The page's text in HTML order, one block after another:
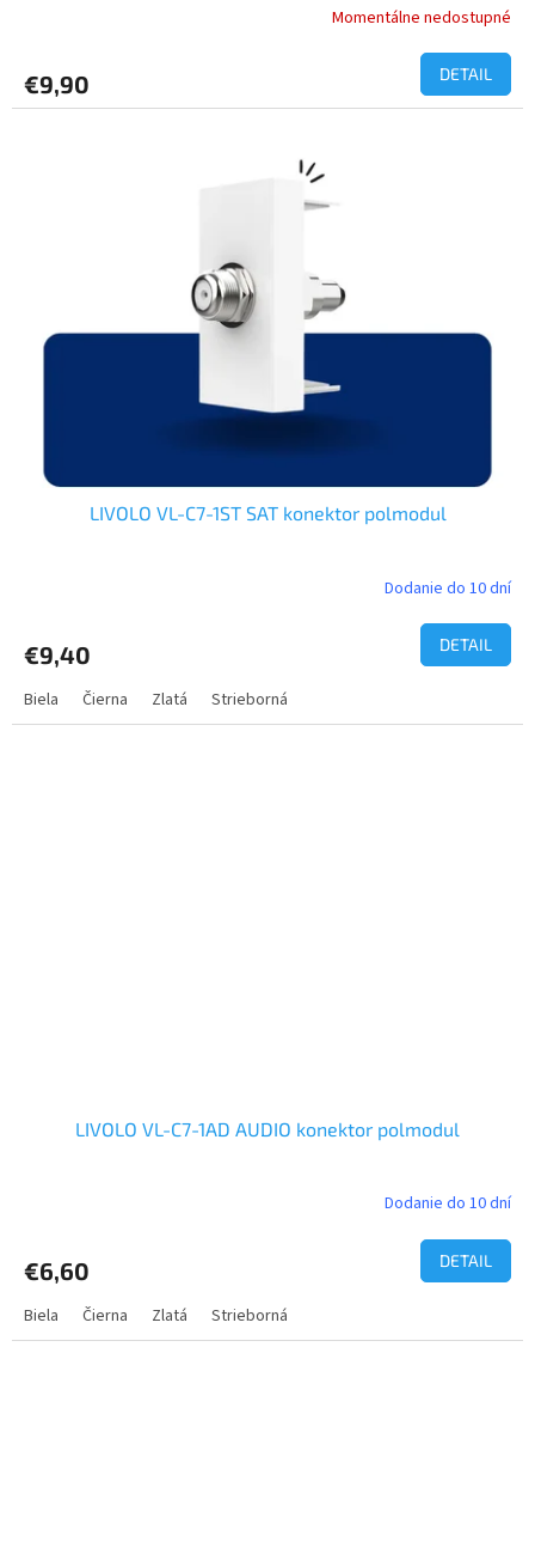
Momentálne nedostupné
€9,90 DETAIL
LIVOLO VL-C7-1ST SAT konektor polmodul
Dodanie do 10 dní
€9,40 DETAIL
Biela Čierna Zlatá Strieborná
LIVOLO VL-C7-1AD AUDIO konektor polmodul
Dodanie do 10 dní
€6,60 DETAIL
Biela Čierna Zlatá Strieborná